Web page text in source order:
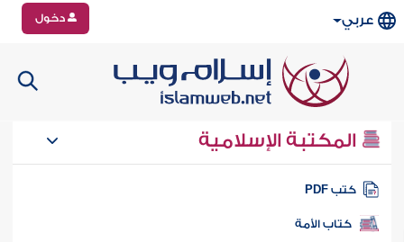
عربي دخول
المكتبة الإسلامية
كتب PDF